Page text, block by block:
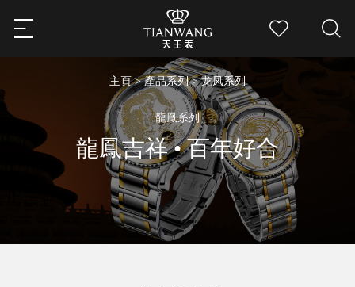
主頁>產品系列> 龙凤系列
龍鳳系列
龍鳳吉祥 • 百年好合